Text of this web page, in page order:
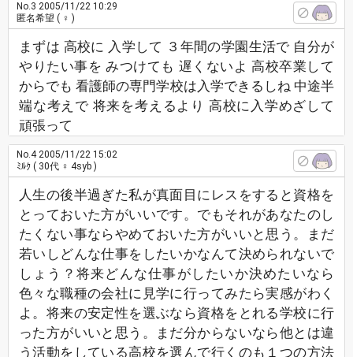
No.3 2005/11/22 10:29
匿名希望 ( ♀ )
まずは 高校に 入学して ３年間の学園生活で 自分が
やりたい事を みつけても 遅くないよ 高校卒業して
からでも 看護師の専門学校は入学できるしね 中途半
端な考えで 将来を考えるより 高校に入学めざして
頑張って
No.42005/11/22 15:02
ﾐﾙｸ ( 30代 ♀ 4syb )
人生の後半過ぎた私が真面目にレスをすると資格を
とっておいた方がいいです。でもそれがあなたのし
たくない事ならやめておいた方がいいと思う。まだ
若いしどんな仕事をしたいかなんて決められないで
しょう？将来どんな仕事がしたいか決めたいなら
色々な職種の会社に見学に行ってみたら実感がわく
よ。将来の安定性を選ぶなら資格をとれる学校に行
った方がいいと思う。まだ分からないなら他とは違
う活動をしている高校を選んで行くのも１つの方法